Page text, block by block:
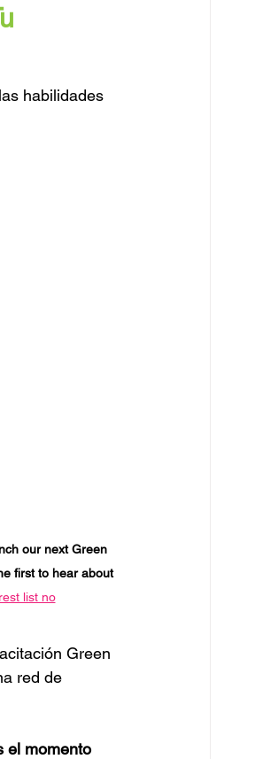
habilidades
our next Green
first to hear about
list no
Green
red de
el momento